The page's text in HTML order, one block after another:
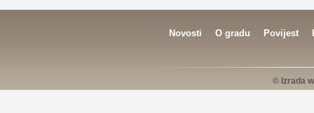
Novosti O gradu Povijest
© Izrada